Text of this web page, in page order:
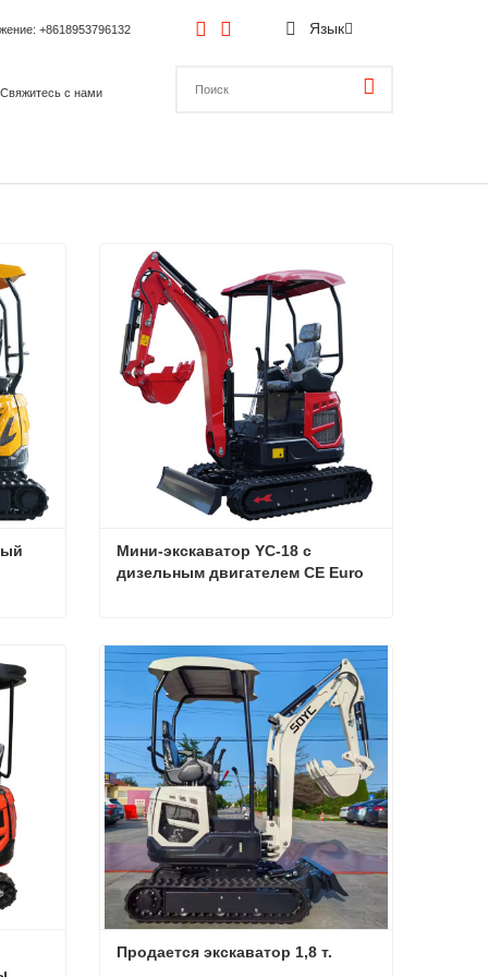
Свяжитесь с нами
: +8618953796132 Язык
Мини-экскаватор YC-18 с
дизельным двигателем CE Euro
Мини-экскаватор YC-18 с дизельным двигателем CE Euro
Связаться сейчас
Продается экскаватор 1,8 т.